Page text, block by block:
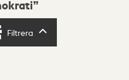
Filtrera